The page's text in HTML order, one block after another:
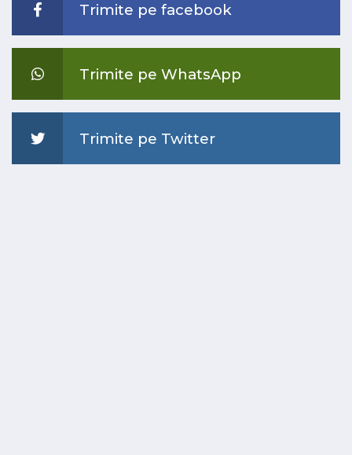
Trimite pe facebook
Trimite pe WhatsApp
Trimite pe Twitter